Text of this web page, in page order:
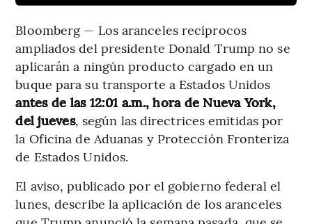
Bloomberg — Los aranceles recíprocos
ampliados del presidente Donald Trump no se
aplicarán a ningún producto cargado en un
buque para su transporte a Estados Unidos
antes de las 12:01 a.m., hora de Nueva York,
del jueves, según las directrices emitidas por
la Oficina de Aduanas y Protección Fronteriza
de Estados Unidos.
El aviso, publicado por el gobierno federal el
lunes, describe la aplicación de los aranceles